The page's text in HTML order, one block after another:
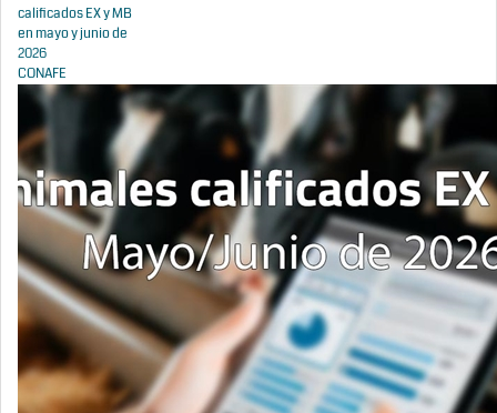
calificados EX y MB
en mayo y junio de
2026
CONAFE